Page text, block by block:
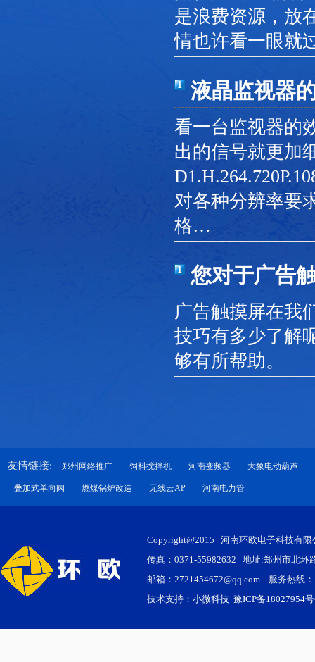
是浪费资源，放
情也许看一眼就
1 液晶监视器
看一台监视器的
出的信号就更加
对各种分辨率要
格…
1 您对于广告
广告触摸屏在我
技巧有多少了解
够有所帮助。
友情链接: 郑州网络推广 饲料搅拌机 河南变频器 大象电动葫芦
叠加式单向阀 燃煤锅炉改造 无线云AP 河南电力管
Copyright@2015 河南环欧电子科技有限
传真：0371-55982632 地址:郑州市北环
邮箱：2721454672@qq.com 服务热线
技术支持： 小微科技 豫ICP备18027954